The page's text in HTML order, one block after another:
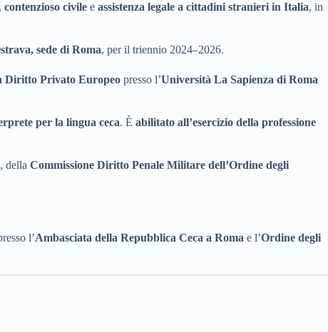
, contenzioso civile e assistenza legale a cittadini stranieri in Italia, in
sede di Roma, per il triennio 2024–2026.
Diritto Privato Europeo presso l’Università La Sapienza di Roma
per la lingua ceca. È abilitato all’esercizio della professione
della Commissione Diritto Penale Militare dell’Ordine degli
l’Ambasciata della Repubblica Ceca a Roma e l’Ordine degli